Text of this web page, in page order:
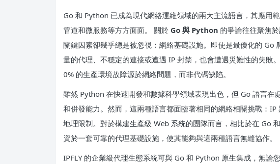
Go 和 Python 已成為現代網絡運維領域的兩大主流語言，其應用
管道和微服務等方方面面。 關於 Go 與 Python 的爭論往往聚焦
關鍵因素卻幾乎總是被忽視：網絡基礎設施。即使是最優化的 Go
量的代理、不穩定的連接或遭遇 IP 封禁，也會遭遇災難性的失敗
0% 的生產環境故障源於網絡問題，而非代碼缺陷。
雖然 Python 在快速開發和數據科學領域表現出色，但 Go 語言在
和併發能力。然而，這兩種語言都面臨著相同的網絡相關挑戰：
地理限制。對於構建生產級 Web 系統的團隊而言，相比於在 Go
資於一套可靠的代理基礎設施，使其能夠與這兩種語言無縫協作。
IPFLY 的企業級代理生態系統可與 Go 和 Python 原生集成，無論